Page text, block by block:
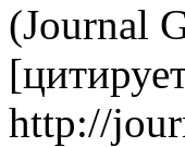
(Journal
http://